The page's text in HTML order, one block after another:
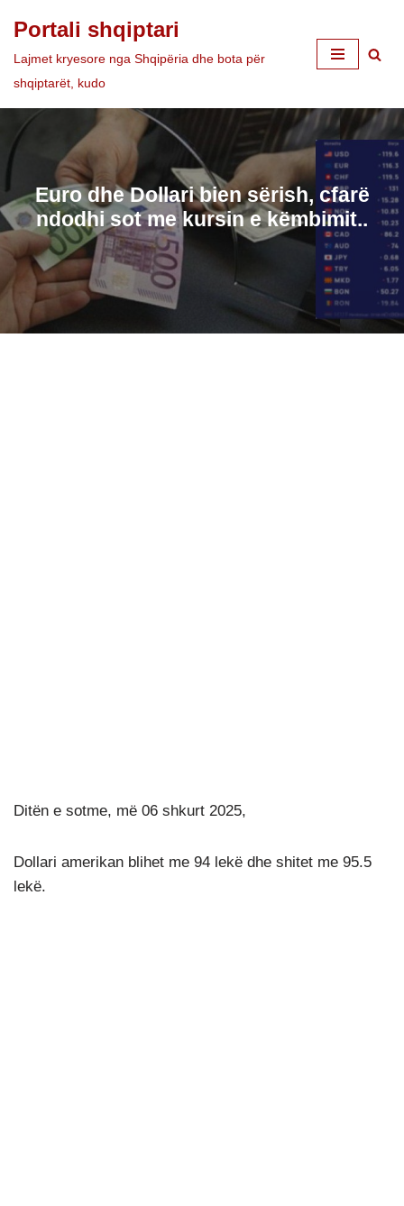
Skip
to
Portali shqiptari
Lajmet kryesore nga Shqipëria dhe bota për
shqiptarët, kudo
Euro dhe Dollari bien sërish, cfarë
ndodhi sot me kursin e këmbimit..
Ditën e sotme, më 06 shkurt 2025,
Dollari amerikan blihet me 94 lekë dhe shitet me 95.5
lekë.